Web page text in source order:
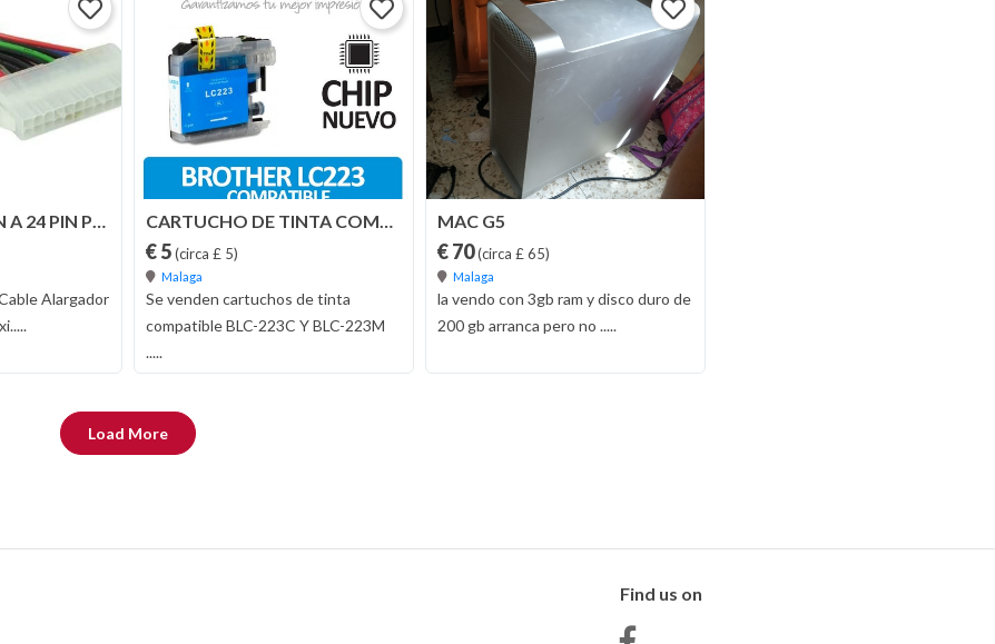
CABLE ATX 24 PIN A 24 PIN PC 30 CMS.
Alargador
CARTUCHO DE TINTA COMPATIBLE BLC223 C/M
€ 5(circa £ 5)
Malaga
Se venden cartuchos de tinta
compatible BLC-223C Y BLC-223M
.....
MAC G5
€ 70(circa £ 65)
Malaga
la vendo con 3gb ram y disco duro de
200 gb arranca pero no .....
Load More
Find us on